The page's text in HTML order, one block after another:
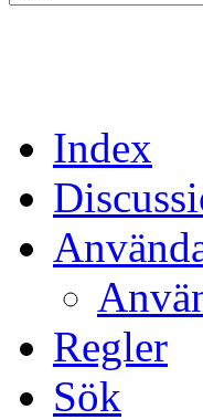
Index
Regler
Sök